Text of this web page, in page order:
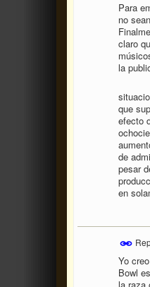
Para
no
claro
la
que
efecto
de
pesar
en
Yo
Bowl